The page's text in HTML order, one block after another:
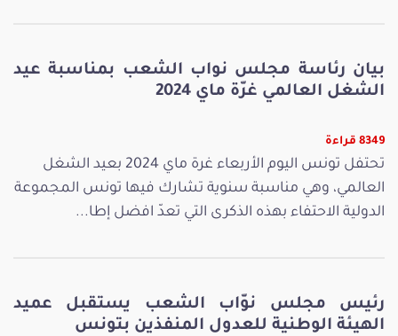
بيان رئاسة مجلس نواب الشعب بمناسبة عيد
الشغل العالمي غرّة ماي 2024
8349 قراءة
تحتفل تونس اليوم الأربعاء غرة ماي 2024 بعيد الشغل
العالمي، وهي مناسبة سنوية تشارك فيها تونس المجموعة
الدولية الاحتفاء بهذه الذكرى التي تعدّ افضل إطا...
رئيس مجلس نوّاب الشعب يستقبل عميد
الهيئة الوطنية للعدول المنفذين بتونس